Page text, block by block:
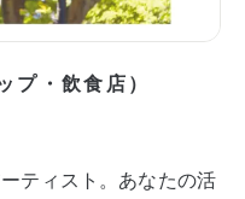
プ・飲食店）
ティスト。あなたの活